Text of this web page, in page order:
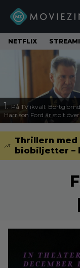
NETFLIX
1. På TV ikväll:
Harrison Ford är stolt
Thrillern med
biobiljetter –